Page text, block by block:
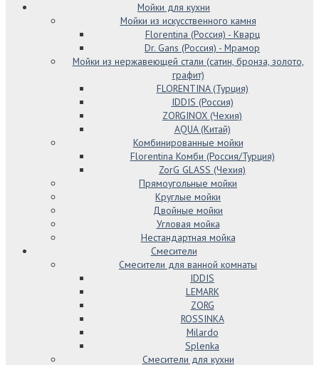
Мойки для кухни
Мойки из искусственного камня
Florentina (Россия) - Кварц
Dr. Gans (Россия) - Мрамор
Мойки из нержавеющей стали (сатин, бронза, золото,
графит)
FLORENTINA (Турция)
IDDIS (Россия)
ZORGINOX (Чехия)
AQUA (Китай)
Комбинированные мойки
Florentina Комби (Россия/Турция)
ZorG GLASS (Чехия)
Прямоугольные мойки
Круглые мойки
Двойные мойки
Угловая мойка
Нестандартная мойка
Смесители
Смесители для ванной комнаты
IDDIS
LEMARK
ZORG
ROSSINKA
Milardo
Splenka
Смесители для кухни